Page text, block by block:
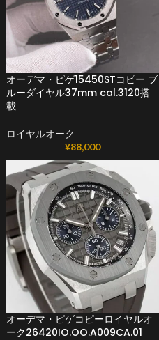
オーデマ・ピゲ15450STコピー ブ
ルーダイヤル37mm cal.3120搭
載
ロイヤルオーク
¥88,000
オーデマ・ピゲコピーロイヤルオ
ーク26420IO.OO.A009CA.01